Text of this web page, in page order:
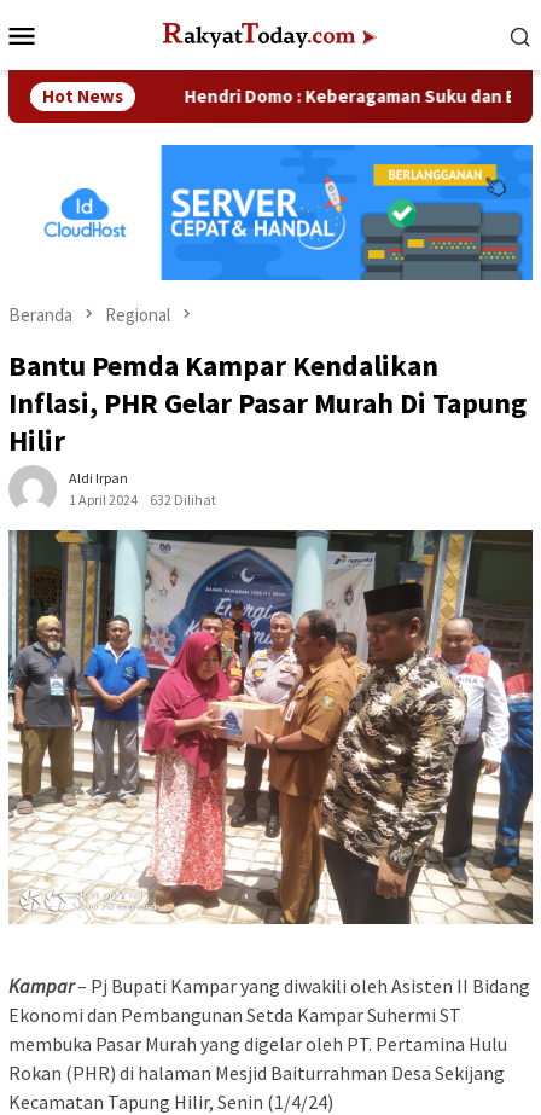
ke
Mobile
Hot NewsHendri Domo : Keberagaman Suku dan Budaya di
Beranda Regional
Bantu Pemda Kampar Kendalikan
Inflasi, PHR Gelar Pasar Murah Di Tapung
Hilir
Aldi Irpan
1 April 2024
632 Dilihat
Kampar– Pj Bupati Kampar yang diwakili oleh Asisten II Bidang
Ekonomi dan Pembangunan Setda Kampar Suhermi ST
membuka Pasar Murah yang digelar oleh PT. Pertamina Hulu
Rokan (PHR) di halaman Mesjid Baiturrahman Desa Sekijang
Kecamatan Tapung Hilir, Senin (1/4/24)